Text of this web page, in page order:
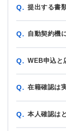
Q. 提出する書
Q. 自動契約機
Q. WEB申込と
Q. 在籍確認は
Q. 本人確認は